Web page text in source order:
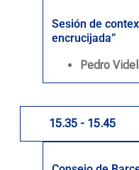
Sesión de
encrucijada”
Pedro
15.35 - 15.45